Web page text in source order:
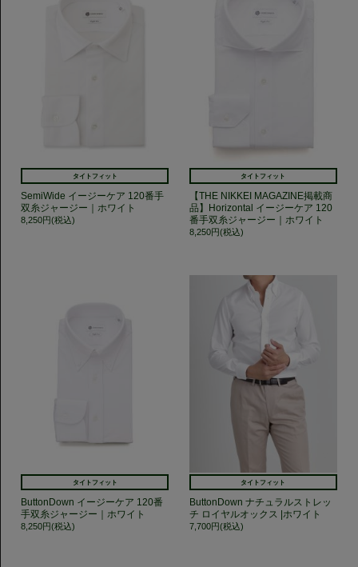
タイトフィット
SemiWide イージーケア 120番手
双糸ジャージー｜ホワイト
8,250円(税込)
タイトフィット
【THE NIKKEI MAGAZINE掲載商
品】Horizontal イージーケア 120
番手双糸ジャージー｜ホワイト
8,250円(税込)
タイトフィット
ButtonDown イージーケア 120番
手双糸ジャージー｜ホワイト
8,250円(税込)
タイトフィット
ButtonDown ナチュラルストレッ
チ ロイヤルオックス |ホワイト
7,700円(税込)